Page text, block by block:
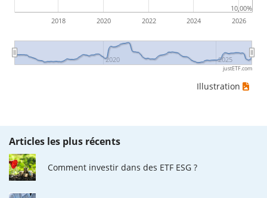
2018 2020 2022 2024 2026
2020 2025
10,00%
justETF.com
Illustration
Articles les plus récents
Comment investir dans des ETF ESG ?